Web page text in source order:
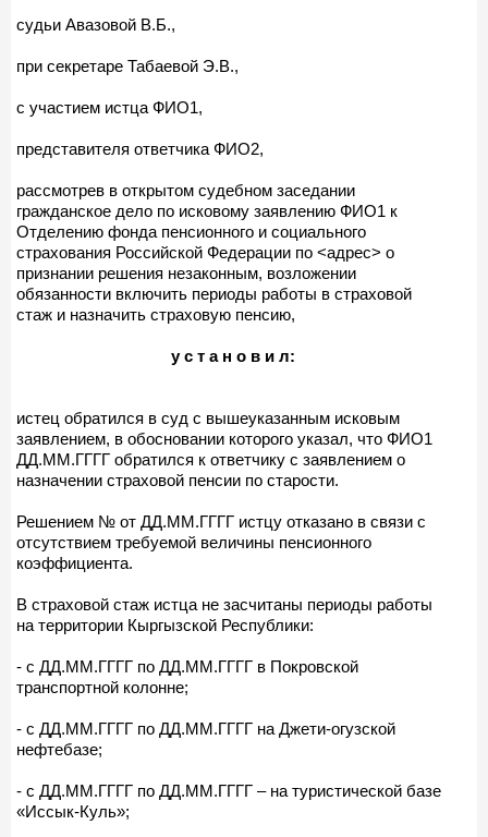
судьи Авазовой В.Б.,
при секретаре Табаевой Э.В.,
с участием истца ФИО1,
представителя ответчика ФИО2,
рассмотрев в открытом судебном заседании
гражданское дело по исковому заявлению ФИО1 к
Отделению фонда пенсионного и социального
страхования Российской Федерации по <адрес> о
признании решения незаконным, возложении
обязанности включить периоды работы в страховой
стаж и назначить страховую пенсию,
у с т а н о в и л:
истец обратился в суд с вышеуказанным исковым
заявлением, в обосновании которого указал, что ФИО1
ДД.ММ.ГГГГ обратился к ответчику с заявлением о
назначении страховой пенсии по старости.
Решением № от ДД.ММ.ГГГГ истцу отказано в связи с
отсутствием требуемой величины пенсионного
коэффициента.
В страховой стаж истца не засчитаны периоды работы
на территории Кыргызской Республики:
- с ДД.ММ.ГГГГ по ДД.ММ.ГГГГ в Покровской
транспортной колонне;
- с ДД.ММ.ГГГГ по ДД.ММ.ГГГГ на Джети-огузской
нефтебазе;
- с ДД.ММ.ГГГГ по ДД.ММ.ГГГГ – на туристической базе
«Иссык-Куль»;